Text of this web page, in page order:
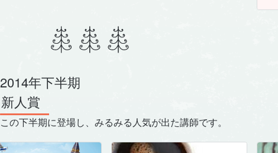
2014年下半期
新人賞
この下半期に登場し、みるみる人気が出た講師です。